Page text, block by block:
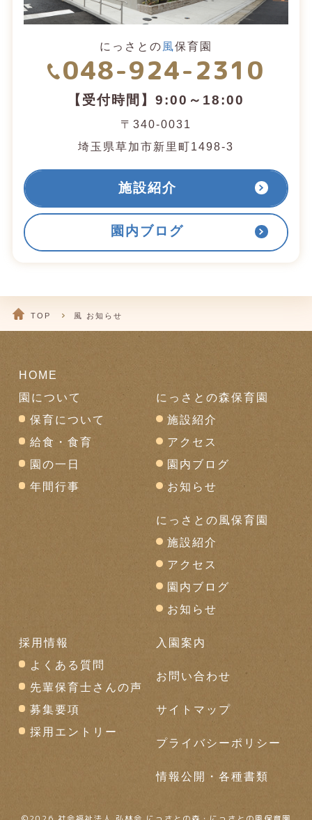
にっさとの 風保育園
048-924-2310
【受付時間】9:00～18:00
〒340-0031
埼玉県草加市新里町1498-3
施設紹介
園内ブログ
TOP 風 お知らせ
HOME
園について
保育について
給食・食育
園の一日
年間行事
にっさとの森保育園
施設紹介
アクセス
園内ブログ
お知らせ
にっさとの風保育園
施設紹介
アクセス
園内ブログ
お知らせ
採用情報
よくある質問
先輩保育士さんの声
募集要項
採用エントリー
入園案内
お問い合わせ
サイトマップ
プライバシーポリシー
情報公開・各種書類